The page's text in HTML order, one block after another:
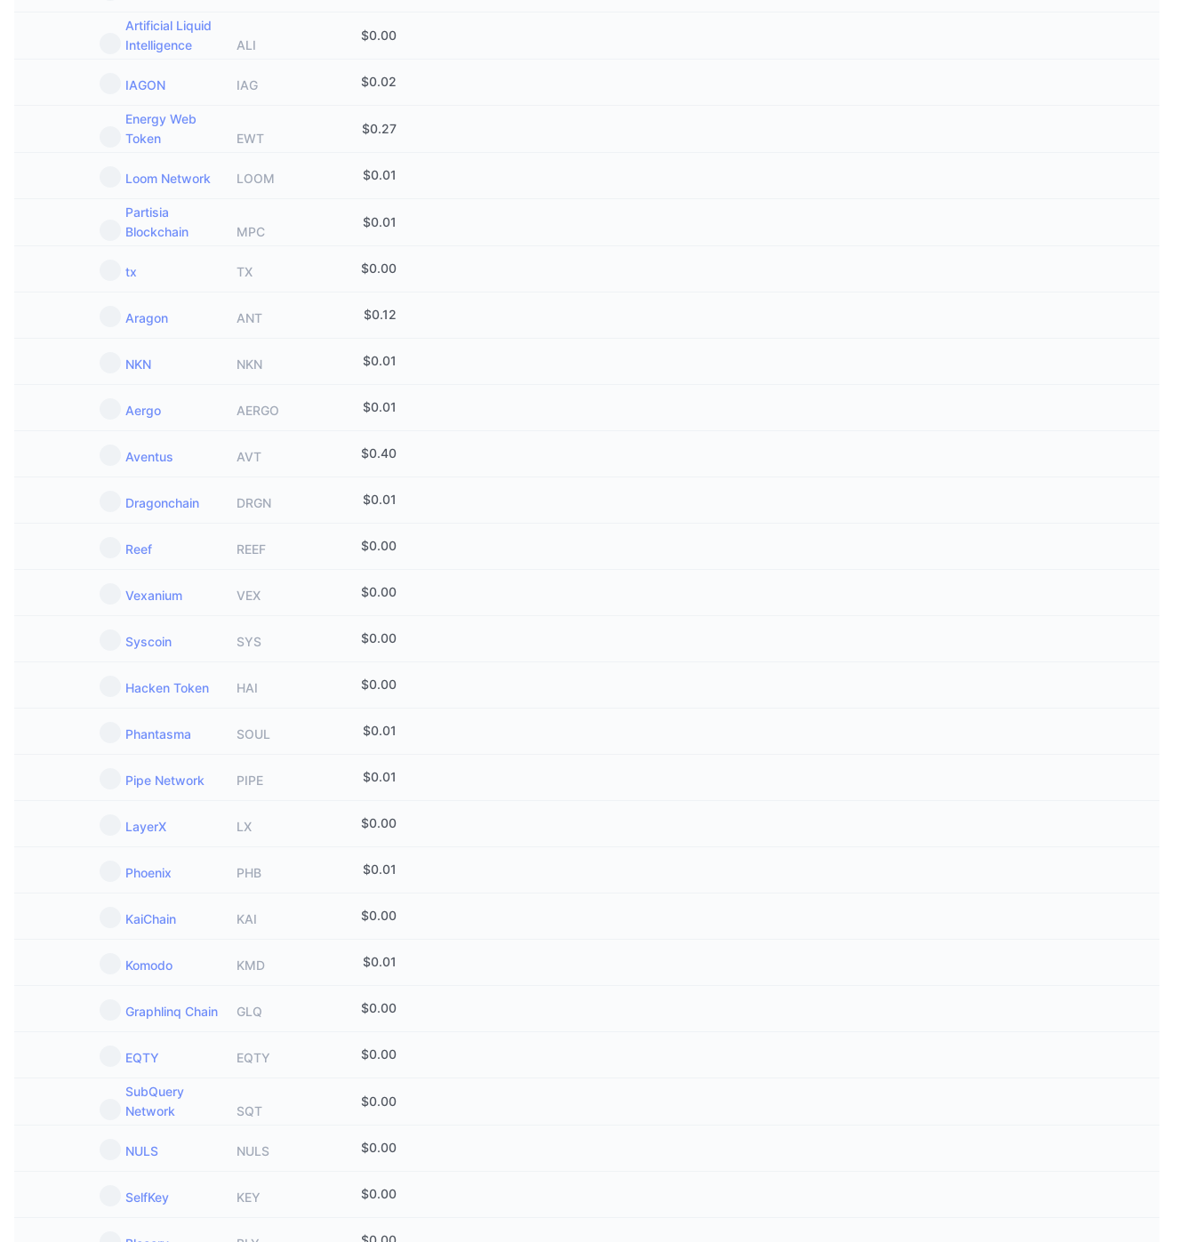
Artificial Liquid
Intelligence
ALI
$0.00
IAGON IAG $0.02
Energy Web
Token
EWT
$0.27
Loom Network LOOM $0.01
Partisia
Blockchain
MPC
$0.01
tx TX $0.00
Aragon ANT $0.12
NKN NKN $0.01
Aergo AERGO $0.01
Aventus AVT $0.40
Dragonchain DRGN $0.01
Reef REEF $0.00
Vexanium VEX $0.00
Syscoin SYS $0.00
Hacken Token HAI $0.00
Phantasma SOUL $0.01
Pipe Network PIPE $0.01
LayerX LX $0.00
Phoenix PHB $0.01
KaiChain KAI $0.00
Komodo KMD $0.01
Graphlinq Chain GLQ $0.00
EQTY EQTY $0.00
SubQuery
Network
SQT
$0.00
NULS NULS $0.00
SelfKey KEY $0.00